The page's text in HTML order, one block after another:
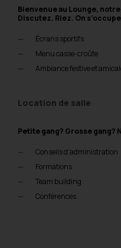
Bienvenue au Lounge,
Discutez. Riez. On
Écrans sportifs
Menu casse-croûte
Ambiance festive et
Location de salle
Petite gang? Grosse gang?
Conseils d’administration
Formations
Team building
Conférences